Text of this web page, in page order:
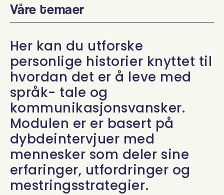
Våre temaer
Her kan du utforske
personlige historier knyttet til
hvordan det er å leve med
språk- tale og
kommunikasjonsvansker.
Modulen er er basert på
dybdeintervjuer med
mennesker som deler sine
erfaringer, utfordringer og
mestringsstrategier.